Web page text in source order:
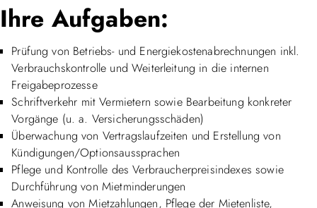
Ihre Aufgaben:
Prüfung von Betriebs- und Energiekostenabrechnungen inkl.
Verbrauchskontrolle und Weiterleitung in die internen
Freigabeprozesse
Schriftverkehr mit Vermietern sowie Bearbeitung konkreter
Vorgänge (u. a. Versicherungsschäden)
Überwachung von Vertragslaufzeiten und Erstellung von
Kündigungen/Optionsaussprachen
Pflege und Kontrolle des Verbraucherpreisindexes sowie
Durchführung von Mietminderungen
Anweisung von Mietzahlungen, Pflege der Mietenliste,